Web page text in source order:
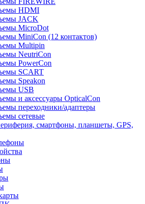
HDMI
JACK
MicroDot
MiniCon (12 контактов)
Multipin
NeutriCon
PowerCon
SCART
Speakon
USB
и аксессуары OpticalCon
переходники/адаптеры
сетевые
смартфоны, планшеты, GPS,